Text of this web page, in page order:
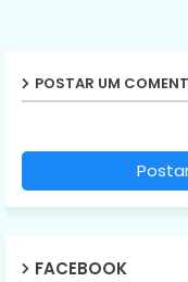
POSTAR UM
FACEBOOK